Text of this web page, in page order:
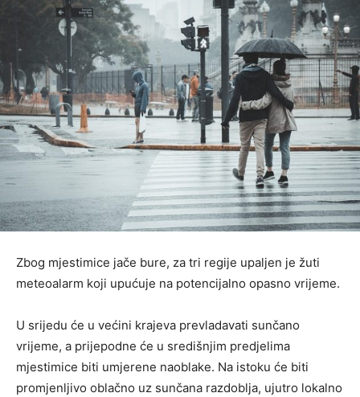
Zbog mjestimice jače bure, za tri regije upaljen je žuti
meteoalarm koji upućuje na potencijalno opasno vrijeme.
U srijedu će u većini krajeva prevladavati sunčano
vrijeme, a prijepodne će u središnjim predjelima
mjestimice biti umjerene naoblake. Na istoku će biti
promjenljivo oblačno uz sunčana razdoblja, ujutro lokalno